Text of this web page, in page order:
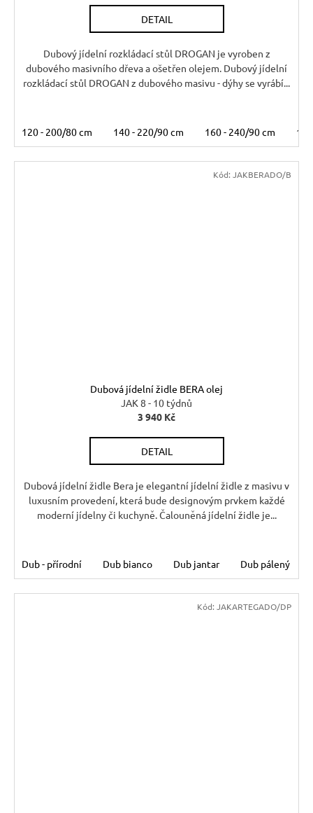
A
DETAIL
Dubový jídelní rozkládací stůl DROGAN je vyroben z
dubového masivního dřeva a ošetřen olejem. Dubový jídelní
rozkládací stůl DROGAN z dubového masivu - dýhy se vyrábí...
120 - 200/80 cm 140 - 220/90 cm 160 - 240/90 cm
Dubová jídelní židle BERA olej
JAK 8 - 10 týdnů
3 940 Kč
DETAIL
Dubová jídelní židle Bera je elegantní jídelní židle z masivu v
luxusním provedení, která bude designovým prvkem každé
moderní jídelny či kuchyně. Čalouněná jídelní židle je...
Dub - přírodní Dub bianco Dub jantar Dub pálený
Kód: JAKBERADO/B
Kód: JAKARTEGADO/DP